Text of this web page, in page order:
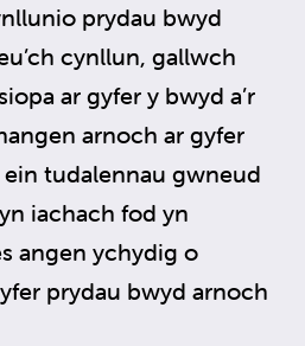
prydau bwyd
cynllun, gallwch
ar gyfer y bwyd a’r
arnoch ar gyfer
tudalennau gwneud
iachach fod yn
angen ychydig o
prydau bwyd arnoch